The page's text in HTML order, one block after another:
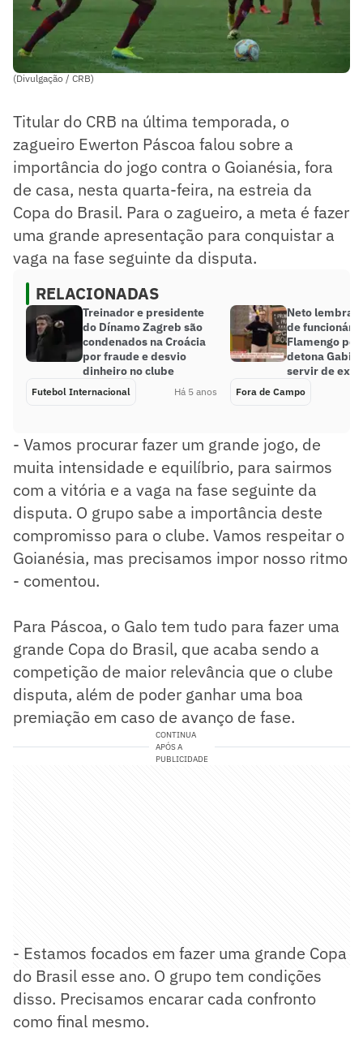
(Divulgação / CRB)
Titular do CRB na última temporada, o
zagueiro Ewerton Páscoa falou sobre a
importância do jogo contra o Goianésia, fora
de casa, nesta quarta-feira, na estreia da
Copa do Brasil. Para o zagueiro, a meta é fazer
uma grande apresentação para conquistar a
vaga na fase seguinte da disputa.
RELACIONADAS
Treinador e presidente
do Dínamo Zagreb são
condenados na Croácia
por fraude e desvio
dinheiro no clube
Futebol Internacional Há 5 anos
Neto lembra
de
Flamengo
detona
servir de
Fora de Campo
- Vamos procurar fazer um grande jogo, de
muita intensidade e equilíbrio, para sairmos
com a vitória e a vaga na fase seguinte da
disputa. O grupo sabe a importância deste
compromisso para o clube. Vamos respeitar o
Goianésia, mas precisamos impor nosso ritmo
- comentou.
Para Páscoa, o Galo tem tudo para fazer uma
grande Copa do Brasil, que acaba sendo a
competição de maior relevância que o clube
disputa, além de poder ganhar uma boa
premiação em caso de avanço de fase.
CONTINUA
APÓS A
PUBLICIDADE
- Estamos focados em fazer uma grande Copa
do Brasil esse ano. O grupo tem condições
disso. Precisamos encarar cada confronto
como final mesmo.